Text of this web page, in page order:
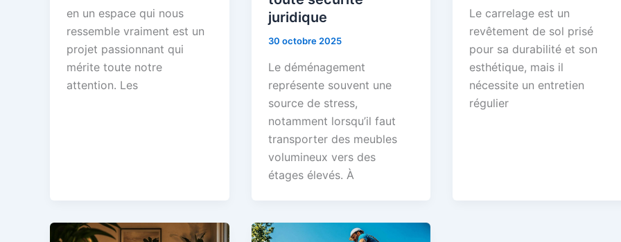
en un espace qui nous
ressemble vraiment est un
projet passionnant qui
mérite toute notre
attention. Les
juridique
30 octobre 2025
Le déménagement
représente souvent une
source de stress,
notamment lorsqu’il faut
transporter des meubles
volumineux vers des
étages élevés. À
Le carrelage est un
revêtement de sol prisé
pour sa durabilité et son
esthétique, mais il
nécessite un entretien
régulier